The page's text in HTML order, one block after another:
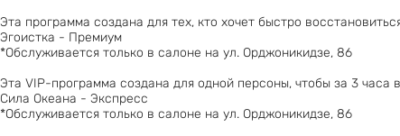
Эта программа создана для тех, кто хочет быстро
Эгоистка - Премиум
*Обслуживается только в салоне на ул. Орджоникидзе, 86
Эта VIP-программа создана для одной персоны, чтобы за 3
Сила Океана - Экспресс
*Обслуживается только в салоне на ул. Орджоникидзе, 86